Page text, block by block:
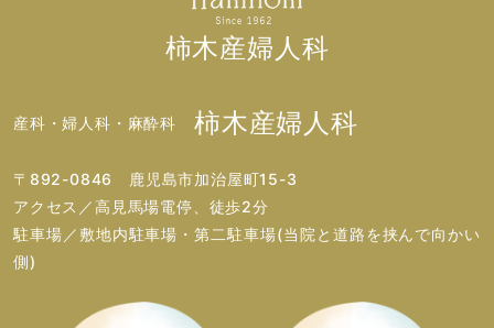
柿木産婦人科
産科・婦人科・麻酔科 柿木産婦人科
〒892-0846 鹿児島市加治屋町15-3
アクセス／高見馬場電停、徒歩2分
駐車場／敷地内駐車場・第二駐車場(当院と道路を挟んで向かい
側)